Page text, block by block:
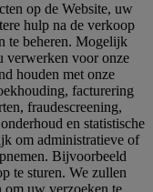
op de Website, uw
hulp na de verkoop
te beheren. Mogelijk
verwerken voor onze
houden met onze
facturering
fraudescreening,
en statistische
om administratieve of
Bijvoorbeeld
te sturen. We zullen